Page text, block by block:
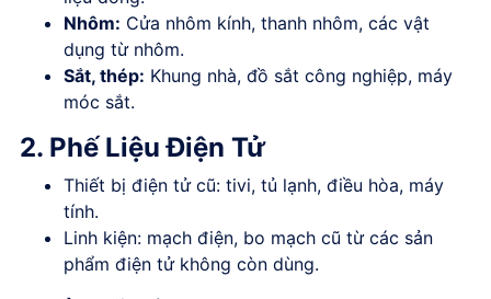
Nhôm: Cửa nhôm kính, thanh nhôm, các vật
dụng từ nhôm.
Sắt, thép: Khung nhà, đồ sắt công nghiệp, máy
móc sắt.
2. Phế Liệu Điện Tử
Thiết bị điện tử cũ: tivi, tủ lạnh, điều hòa, máy
tính.
Linh kiện: mạch điện, bo mạch cũ từ các sản
phẩm điện tử không còn dùng.